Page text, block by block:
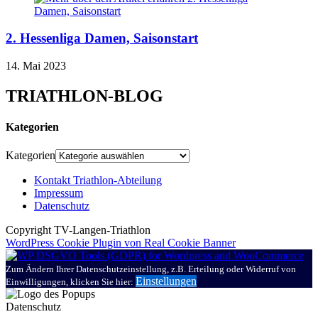
2. Hessenliga Damen, Saisonstart
14. Mai 2023
TRIATHLON-BLOG
Kategorien
Kategorien
Kontakt Triathlon-Abteilung
Impressum
Datenschutz
Copyright TV-Langen-Triathlon
WordPress Cookie Plugin von Real Cookie Banner
Zum Ändern Ihrer Datenschutzeinstellung, z.B. Erteilung oder Widerruf von
Einwilligungen, klicken Sie hier: Einstellungen
Datenschutz